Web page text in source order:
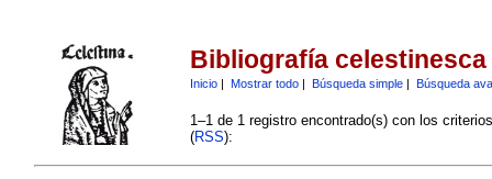
Bibliografía celestinesca
Inicio| Mostrar todo| Búsqueda simple| Búsqueda
1–1 de 1 registro encontrado(s) con los
(RSS):